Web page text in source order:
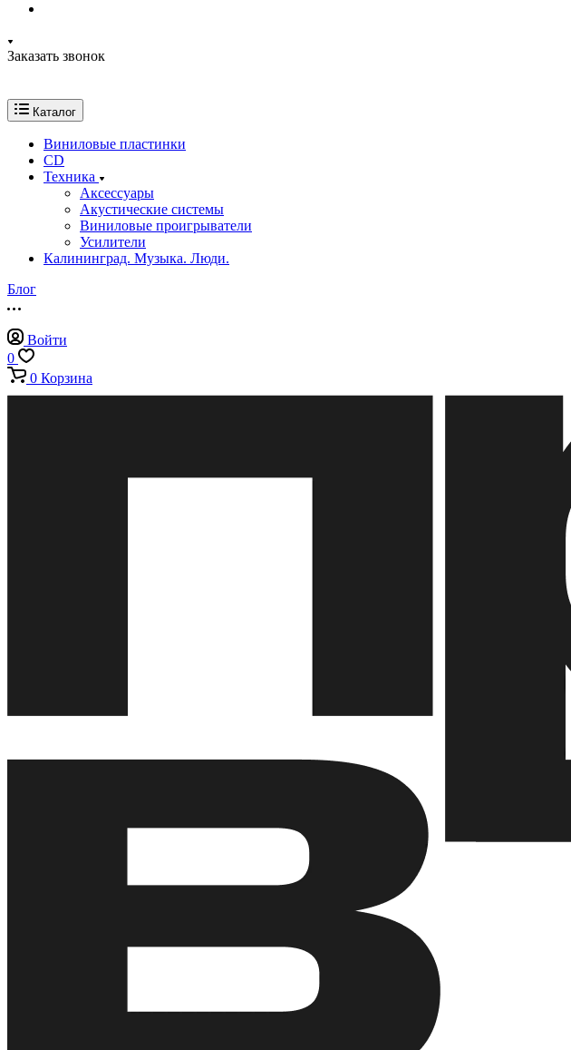
Заказать звонок
Каталог
Виниловые пластинки
CD
Техника
Аксессуары
Акустические системы
Виниловые проигрыватели
Усилители
Калининград. Музыка. Люди.
Блог
Войти
0
0 Корзина